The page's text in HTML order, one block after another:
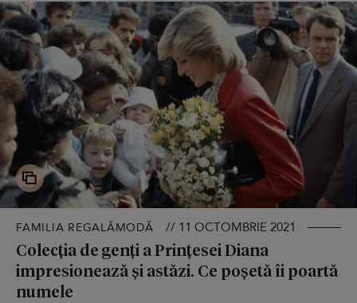
FAMILIA REGALĂMODĂ // 11 OCTOMBRIE 2021
Colecția de genți a Prințesei Diana
impresionează și astăzi. Ce poșetă îi poartă
numele